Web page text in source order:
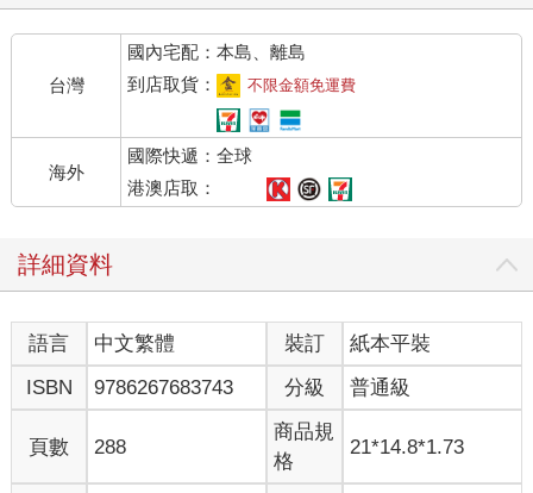
台灣
國內宅配：本島、離島
到店取貨：
不限金額免運費
海外
國際快遞：全球
港澳店取：
詳細資料
語言 中文繁體 裝訂
紙本平裝
ISBN
9786267683743 分級 普通級
頁數 288
商品規
格
21*14.8*1.73